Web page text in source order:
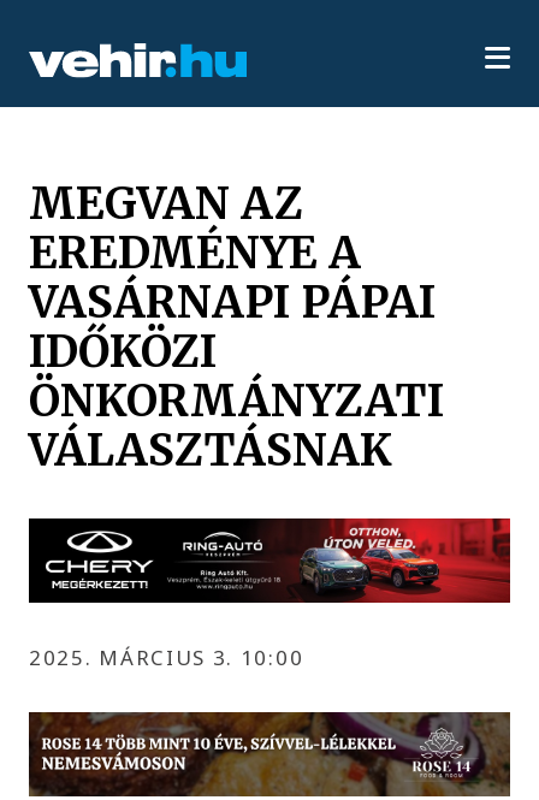
MEGVAN AZ
EREDMÉNYE A
VASÁRNAPI PÁPAI
IDŐKÖZI
ÖNKORMÁNYZATI
VÁLASZTÁSNAK
2025. MÁRCIUS 3. 10:00